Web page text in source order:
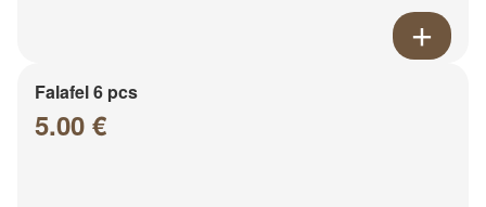
Falafel 6 pcs
5.00 €